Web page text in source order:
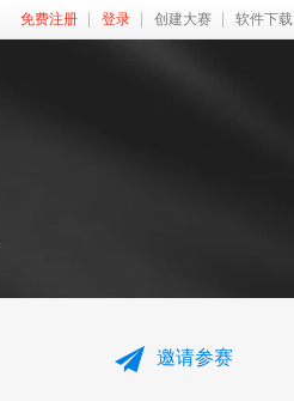
免费注册 登录 创建大赛 软件下载
邀请参赛